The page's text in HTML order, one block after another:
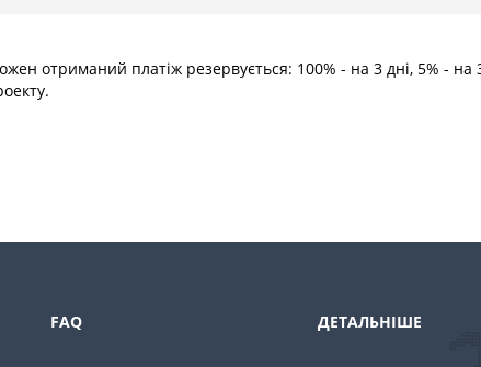
отриманий платіж резервується: 100% - на 3 дні, 5% - на
FAQ ДЕТАЛЬНІШЕ